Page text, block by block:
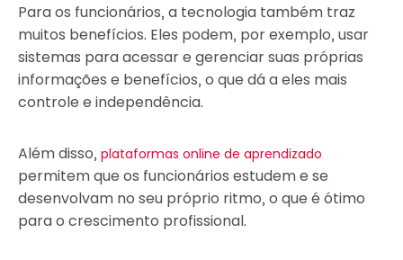
Para os funcionários, a tecnologia também traz
muitos benefícios. Eles podem, por exemplo, usar
sistemas para acessar e gerenciar suas próprias
informações e benefícios, o que dá a eles mais
controle e independência.
Além disso, plataformas online de aprendizado
permitem que os funcionários estudem e se
desenvolvam no seu próprio ritmo, o que é ótimo
para o crescimento profissional.